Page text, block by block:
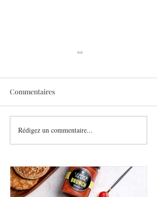
Commentaires
Rédigez un commentaire...